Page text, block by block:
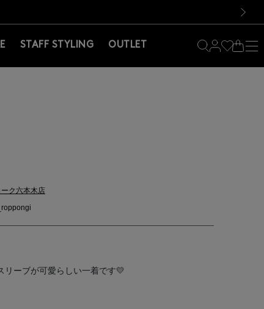
物の際は会員登録を！
物の際は会員登録を！
STAFF STYLING OUTLET
ク六本木店
リーブが可愛らしい一着です💛